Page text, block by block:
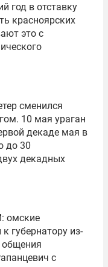
год в отставку
красноярских
это с
сменился
10 мая ураган
декаде мая в
до 30
декадных
омские
губернатору из-
общения
с